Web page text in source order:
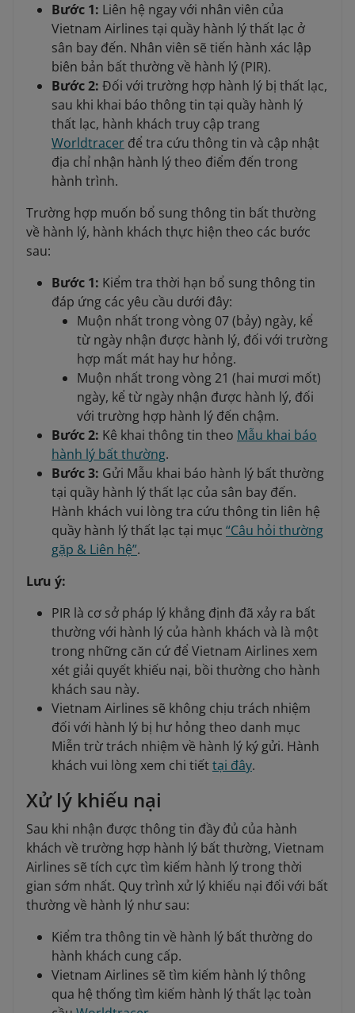
Bước 1: Liên hệ ngay với nhân viên của
Vietnam Airlines tại quầy hành lý thất lạc ở
sân bay đến. Nhân viên sẽ tiến hành xác lập
biên bản bất thường về hành lý (PIR).
Bước 2: Đối với trường hợp hành lý bị thất lạc,
sau khi khai báo thông tin tại quầy hành lý
thất lạc, hành khách truy cập trang
Worldtracer để tra cứu thông tin và cập nhật
địa chỉ nhận hành lý theo điểm đến trong
hành trình.
Trường hợp muốn bổ sung thông tin bất thường
về hành lý, hành khách thực hiện theo các bước
sau:
Bước 1: Kiểm tra thời hạn bổ sung thông tin
đáp ứng các yêu cầu dưới đây:
Muộn nhất trong vòng 07 (bảy) ngày, kể
từ ngày nhận được hành lý, đối với trường
hợp mất mát hay hư hỏng.
Muộn nhất trong vòng 21 (hai mươi mốt)
ngày, kể từ ngày nhận được hành lý, đối
với trường hợp hành lý đến chậm.
Bước 2: Kê khai thông tin theo Mẫu khai báo
hành lý bất thường.
Bước 3: Gửi Mẫu khai báo hành lý bất thường
tại quầy hành lý thất lạc của sân bay đến.
Hành khách vui lòng tra cứu thông tin liên hệ
quầy hành lý thất lạc tại mục “Câu hỏi thường
gặp & Liên hệ”.
Lưu ý:
PIR là cơ sở pháp lý khẳng định đã xảy ra bất
thường với hành lý của hành khách và là một
trong những căn cứ để Vietnam Airlines xem
xét giải quyết khiếu nại, bồi thường cho hành
khách sau này.
Vietnam Airlines sẽ không chịu trách nhiệm
đối với hành lý bị hư hỏng theo danh mục
Miễn trừ trách nhiệm về hành lý ký gửi. Hành
khách vui lòng xem chi tiếttại đây.
Xử lý khiếu nại
Sau khi nhận được thông tin đầy đủ của hành
khách về trường hợp hành lý bất thường, Vietnam
Airlines sẽ tích cực tìm kiếm hành lý trong thời
gian sớm nhất. Quy trình xử lý khiếu nại đối với bất
thường về hành lý như sau:
Kiểm tra thông tin về hành lý bất thường do
hành khách cung cấp.
Vietnam Airlines sẽ tìm kiếm hành lý thông
qua hệ thống tìm kiếm hành lý thất lạc toàn